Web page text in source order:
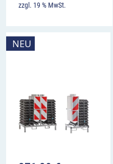
zzgl. 19 % MwSt.
NEU